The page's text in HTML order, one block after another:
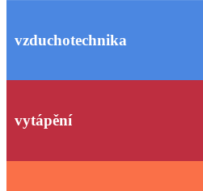
vzduchotechnika
vytápění